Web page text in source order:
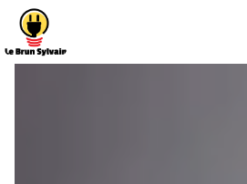
Panneau de gestion des cookies